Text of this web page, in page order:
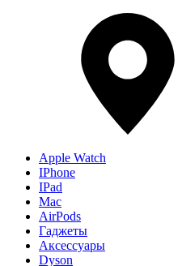
Apple Watch
IPhone
IPad
Mac
AirPods
Гаджеты
Аксессуары
Dyson